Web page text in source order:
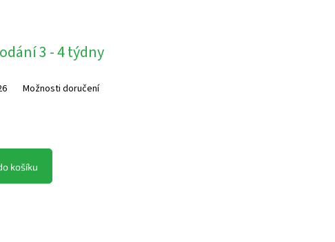
3 - 4 týdny
Možnosti doručení
košíku